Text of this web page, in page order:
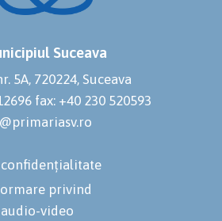
Suceava
5A, 720224, Suceava
fax: +40 230 520593
privind
video